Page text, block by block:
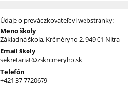
Údaje o prevádzkovateľovi webstránky:
Meno školy
Základná škola, Krčméryho 2, 949 01 Nitra
Email školy
sekretariat@zskrcmeryho.sk
Telefón
+421 37 7720679